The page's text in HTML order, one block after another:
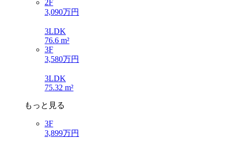
2F
3,090万円
3LDK
76.6 m²
3F
3,580万円
3LDK
75.32 m²
もっと見る
3F
3,899万円